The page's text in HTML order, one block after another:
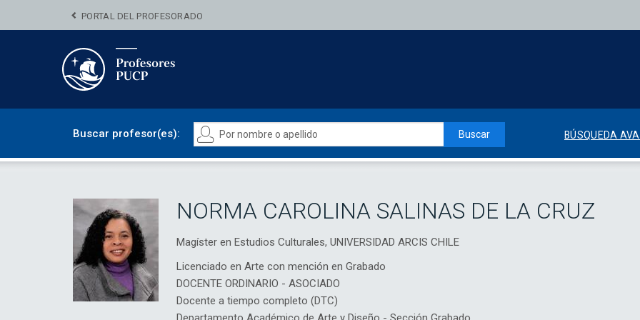
PORTAL DEL PROFESORADO
Buscar profesor(es): Buscar BÚSQUEDA
NORMA CAROLINA SALINAS DE LA CRUZ
Magíster en Estudios Culturales, UNIVERSIDAD ARCIS CHILE
Licenciado en Arte con mención en Grabado
DOCENTE ORDINARIO - ASOCIADO
Docente a tiempo completo (DTC)